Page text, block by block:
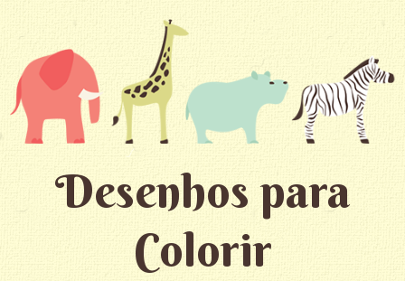
Desenhos para
Colorir